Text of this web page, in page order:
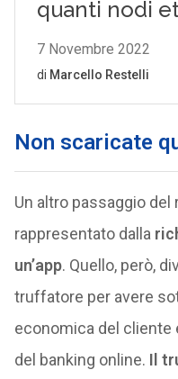
Non scaricate
Un altro passaggio
rappresentato dalla
un’app. Quello, però,
truffatore per avere
economica del cliente
del banking online. Il